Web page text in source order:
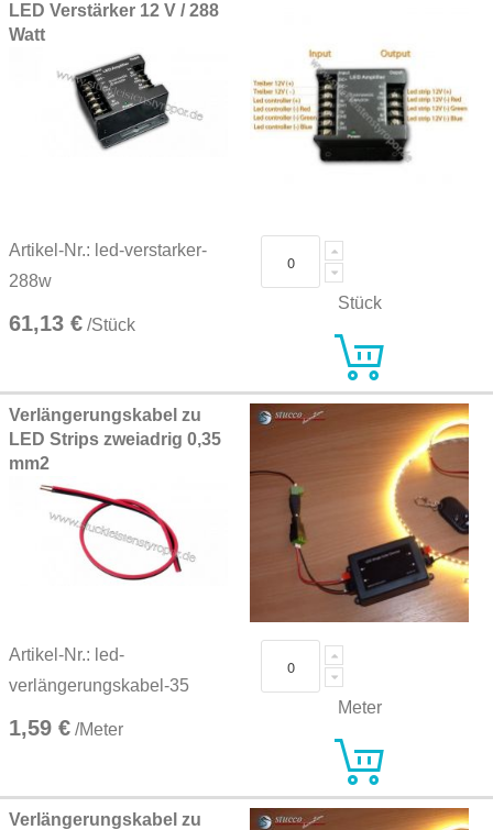
LED Verstärker 12 V / 288
Watt
Artikel-Nr.: led-verstarker-
288w
61,13 € /Stück
Stück
Verlängerungskabel zu
LED Strips zweiadrig 0,35
mm2
Artikel-Nr.: led-
verlängerungskabel-35
1,59 € /Meter
Meter
Verlängerungskabel zu